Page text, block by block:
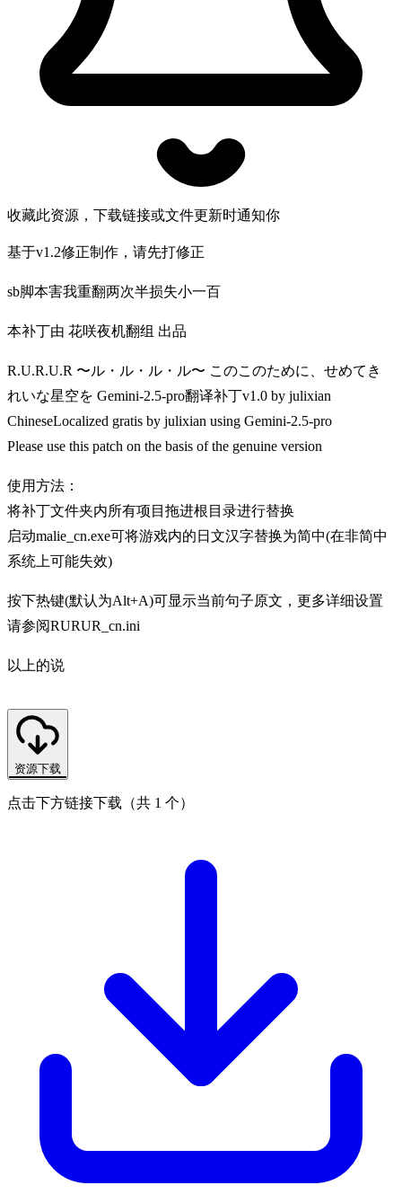
收藏此资源，下载链接或文件更新时通知你
基于v1.2修正制作，请先打修正
sb脚本害我重翻两次半损失小一百
本补丁由 花咲夜机翻组 出品
R.U.R.U.R 〜ル・ル・ル・ル〜 このこのために、せめてき
れいな星空を Gemini-2.5-pro翻译补丁v1.0 by julixian
ChineseLocalized gratis by julixian using Gemini-2.5-pro
Please use this patch on the basis of the genuine version
使用方法：
将补丁文件夹内所有项目拖进根目录进行替换
启动malie_cn.exe可将游戏内的日文汉字替换为简中(在非简中
系统上可能失效)
按下热键(默认为Alt+A)可显示当前句子原文，更多详细设置
请参阅RURUR_cn.ini
以上的说
资源下载
点击下方链接下载（共 1 个）